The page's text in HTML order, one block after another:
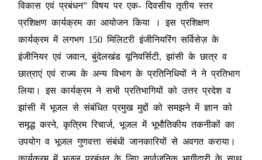
विकास एवं प्रबंधन” विषय पर एक- दिवसीय तृतीय स्तर
प्रशिक्षण कार्यक्रम का आयोजन किया । इस प्रशिक्षण
कार्यक्रम में लगभग 150 मिलिटरी इंजीनियरिंग सर्विसेज़ के
इंजीनियर एवं जवान, बुंदेलखंड यूनिवर्सिटी, झांसी के छात्र व
छात्राएं एवं राज्य के अन्य विभाग के प्रतिनिधियों ने ने प्रतिभाग
लिया। इस कार्यक्रम ने सभी प्रतिभागियों को उत्तर प्रदेश व
झांसी में भूजल से संबंधित प्रमुख मुद्दों को समझने में ज्ञान को
समृद्ध करने, कृत्रिम रिचार्ज, भूजल में भूभौतिकीय तकनीकों का
उपयोग व भूजल गुणवत्ता संबंधी जानकारियों से अवगत कराया।